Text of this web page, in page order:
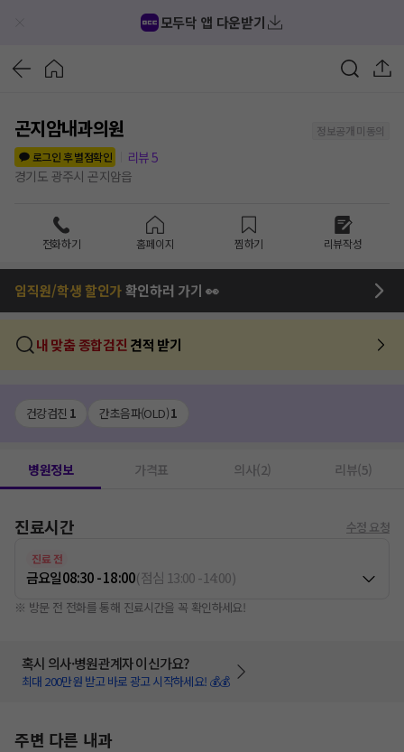
모두닥 앱 다운받기
곤지암내과의원
정보공개 미동의
로그인 후 별점확인
리뷰5
경기도 광주시 곤지암읍
전화하기 홈페이지 찜하기 리뷰작성
임직원/학생 할인가확인하러 가기 👀
내 맞춤 종합검진 견적 받기
건강검진 1 간초음파(OLD)1
병원정보 가격표 의사(2) 리뷰(5)
진료시간 수정 요청
진료 전
금요일08:30 - 18:00(점심 13:00-14:00)
※ 방문 전 전화를 통해 진료시간을 꼭 확인하세요!
혹시 의사·병원관계자 이신가요?
최대 200만원 받고 바로 광고 시작하세요! 💰💰
주변 다른 내과